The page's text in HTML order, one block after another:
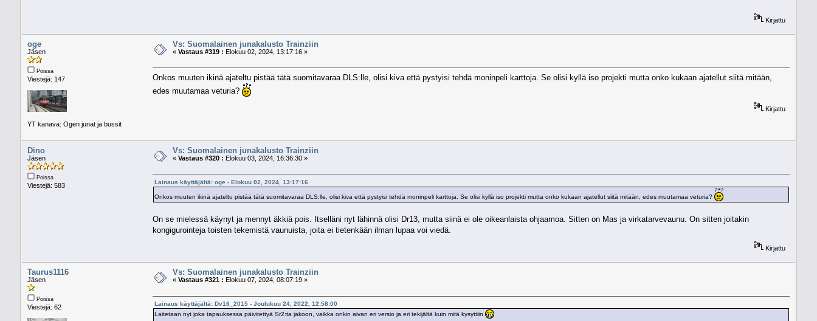
Kirjattu
oge
Jäsen
Poissa
Viestejä: 147
YT kanava: Ogen junat ja bussit
Vs: Suomalainen junakalusto Trainziin
« Vastaus #319 : Elokuu 02, 2024, 13:17:16 »
Onkos muuten ikinä ajateltu pistää tätä suomitavaraa DLS:lle, olisi kiva että pystyisi tehdä moninpeli karttoja. Se olisi kyllä iso projekti mutta onko kukaan ajatellut siitä mitään,
edes muutamaa veturia?
Kirjattu
Dino
Jäsen
Poissa
Viestejä: 583
Vs: Suomalainen junakalusto Trainziin
« Vastaus #320 : Elokuu 03, 2024, 16:36:30 »
Lainaus käyttäjältä: oge - Elokuu 02, 2024, 13:17:16
Onkos muuten ikinä ajateltu pistää tätä suomitavaraa DLS:lle, olisi kiva että pystyisi tehdä moninpeli karttoja. Se olisi kyllä iso projekti mutta onko kukaan ajatellut siitä mitään, edes muutamaa veturia?
On se mielessä käynyt ja mennyt äkkiä pois. Itselläni nyt lähinnä olisi Dr13, mutta siinä ei ole oikeanlaista ohjaamoa. Sitten on Mas ja virkatarvevaunu. On sitten joitakin
kongigurointeja toisten tekemistä vaunuista, joita ei tietenkään ilman lupaa voi viedä.
Kirjattu
Taurus1116
Jäsen
Poissa
Viestejä: 62
Vs: Suomalainen junakalusto Trainziin
« Vastaus #321 : Elokuu 07, 2024, 08:07:19 »
Lainaus käyttäjältä: Dv16_2015 - Joulukuu 24, 2022, 12:58:00
Laitetaan nyt joka tapauksessa päivitettyä Sr2:ta jakoon, vaikka onkin aivan eri versio ja eri tekijältä kuin mitä kysyttiin